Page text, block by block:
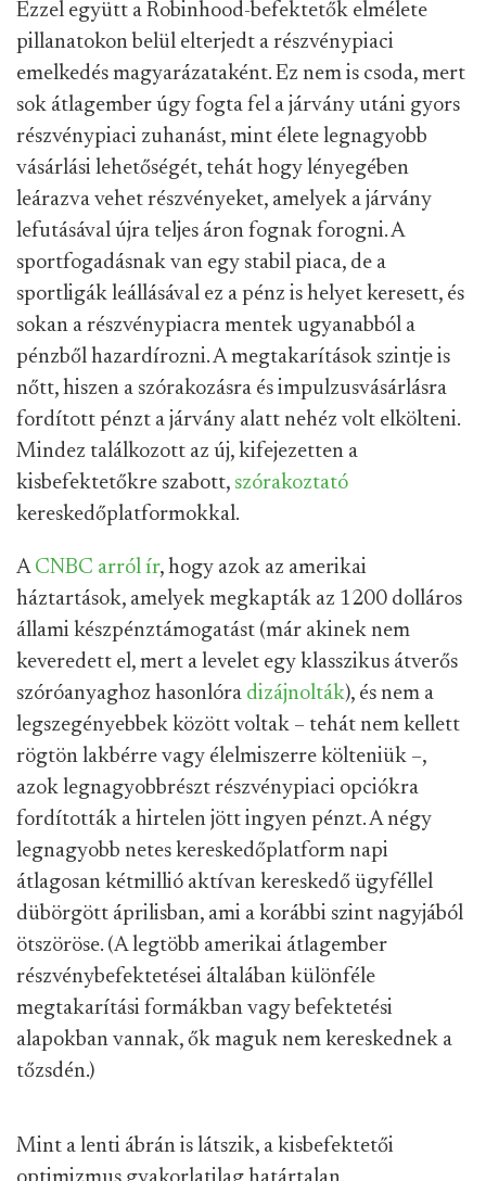
Ezzel együtt a Robinhood-befektetők elmélete
pillanatokon belül elterjedt a részvénypiaci
emelkedés magyarázataként. Ez nem is csoda, mert
sok átlagember úgy fogta fel a járvány utáni gyors
részvénypiaci zuhanást, mint élete legnagyobb
vásárlási lehetőségét, tehát hogy lényegében
leárazva vehet részvényeket, amelyek a járvány
lefutásával újra teljes áron fognak forogni. A
sportfogadásnak van egy stabil piaca, de a
sportligák leállásával ez a pénz is helyet keresett, és
sokan a részvénypiacra mentek ugyanabból a
pénzből hazardírozni. A megtakarítások szintje is
nőtt, hiszen a szórakozásra és impulzusvásárlásra
fordított pénzt a járvány alatt nehéz volt elkölteni.
Mindez találkozott az új, kifejezetten a
kisbefektetőkre szabott, szórakoztató
kereskedőplatformokkal.
A CNBC arról ír, hogy azok az amerikai
háztartások, amelyek megkapták az 1200 dolláros
állami készpénztámogatást (már akinek nem
keveredett el, mert a levelet egy klasszikus átverős
szóróanyaghoz hasonlóra dizájnolták), és nem a
legszegényebbek között voltak – tehát nem kellett
rögtön lakbérre vagy élelmiszerre költeniük –,
azok legnagyobbrészt részvénypiaci opciókra
fordították a hirtelen jött ingyen pénzt. A négy
legnagyobb netes kereskedőplatform napi
átlagosan kétmillió aktívan kereskedő ügyféllel
dübörgött áprilisban, ami a korábbi szint nagyjából
ötszöröse. (A legtöbb amerikai átlagember
részvénybefektetései általában különféle
megtakarítási formákban vagy befektetési
alapokban vannak, ők maguk nem kereskednek a
tőzsdén.)
Mint a lenti ábrán is látszik, a kisbefektetői